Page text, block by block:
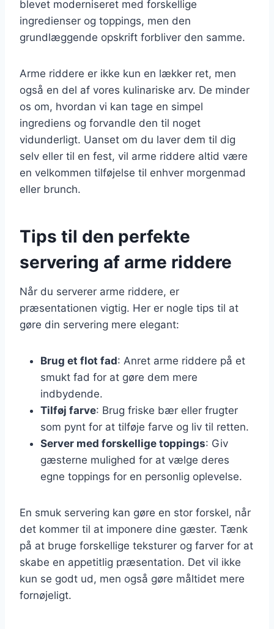
blevet moderniseret med forskellige
ingredienser og toppings, men den
grundlæggende opskrift forbliver den samme.
Arme riddere er ikke kun en lækker ret, men
også en del af vores kulinariske arv. De minder
os om, hvordan vi kan tage en simpel
ingrediens og forvandle den til noget
vidunderligt. Uanset om du laver dem til dig
selv eller til en fest, vil arme riddere altid være
en velkommen tilføjelse til enhver morgenmad
eller brunch.
Tips til den perfekte
servering af arme riddere
Når du serverer arme riddere, er
præsentationen vigtig. Her er nogle tips til at
gøre din servering mere elegant:
Brug et flot fad: Anret arme riddere på et
smukt fad for at gøre dem mere
indbydende.
Tilføj farve: Brug friske bær eller frugter
som pynt for at tilføje farve og liv til retten.
Server med forskellige toppings: Giv
gæsterne mulighed for at vælge deres
egne toppings for en personlig oplevelse.
En smuk servering kan gøre en stor forskel, når
det kommer til at imponere dine gæster. Tænk
på at bruge forskellige teksturer og farver for at
skabe en appetitlig præsentation. Det vil ikke
kun se godt ud, men også gøre måltidet mere
fornøjeligt.